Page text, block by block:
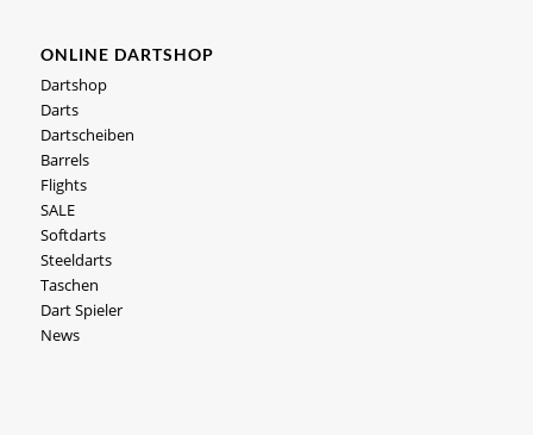
ONLINE DARTSHOP
Dartshop
Darts
Dartscheiben
Barrels
Flights
SALE
Softdarts
Steeldarts
Taschen
Dart Spieler
News